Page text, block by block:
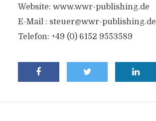
Website: www.wwr-publishing.de
E-Mail : steuer@wwr-publishing.de
Telefon: +49 (0) 6152 9553589